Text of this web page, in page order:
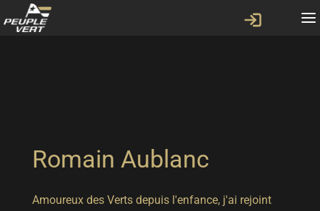
Romain Aublanc
Amoureux des Verts depuis l'enfance, j'ai rejoint